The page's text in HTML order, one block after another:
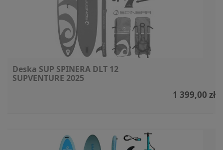
Deska SUP SPINERA DLT 12
SUPVENTURE 2025
1 399,00 zł